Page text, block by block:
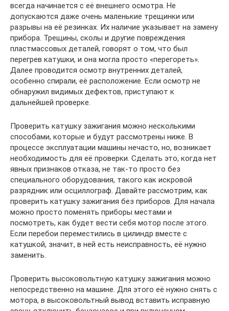
всегда начинается с её внешнего осмотра. Не
допускаются даже очень маленькие трещинки или
разрывы на её резинках. Их наличие указывает на замену
прибора. Трещины, сколы и другие повреждения
пластмассовых деталей, говорят о том, что был
перегрев катушки, и она могла просто «перегореть».
Далее проводится осмотр внутренних деталей,
особенно спирали, её расположение. Если осмотр не
обнаружил видимых дефектов, приступают к
дальнейшей проверке.
Проверить катушку зажигания можно несколькими
способами, которые и будут рассмотрены ниже. В
процессе эксплуатации машины нечасто, но, возникает
необходимость для её проверки. Сделать это, когда нет
явных признаков отказа, не так-то просто без
специального оборудования, такого как искровой
разрядник или осциллограф. Давайте рассмотрим, как
проверить катушку зажигания без приборов. Для начала
можно просто поменять приборы местами и
посмотреть, как будет вести себя мотор после этого.
Если перебои переместились в цилиндр вместе с
катушкой, значит, в ней есть неисправность, её нужно
заменить.
Проверить высоковольтную катушку зажигания можно
непосредственно на машине. Для этого её нужно снять с
мотора, в высоковольтный вывод вставить исправную